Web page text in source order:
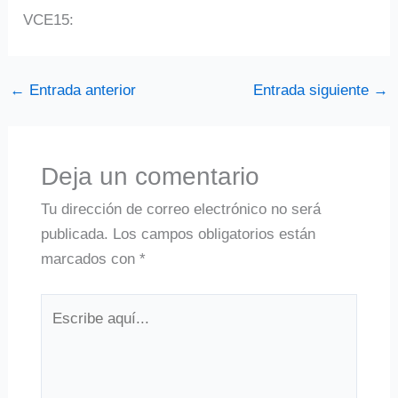
VCE15:
← Entrada anterior Entrada siguiente →
Deja un comentario
Tu dirección de correo electrónico no será
publicada. Los campos obligatorios están
marcados con *